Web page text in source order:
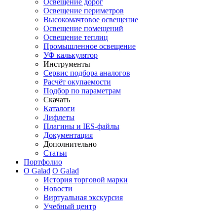
Освещение периметров
Высокомачтовое освещение
Освещение помещений
Освещение теплиц
Промышленное освещение
УФ калькулятор
Инструменты
Сервис подбора аналогов
Расчёт окупаемости
Подбор по параметрам
Скачать
Каталоги
Лифлеты
Плагины и IES-файлы
Документация
Дополнительно
Статьи
Портфолио
О Galad О Galad
История торговой марки
Новости
Виртуальная экскурсия
Учебный центр